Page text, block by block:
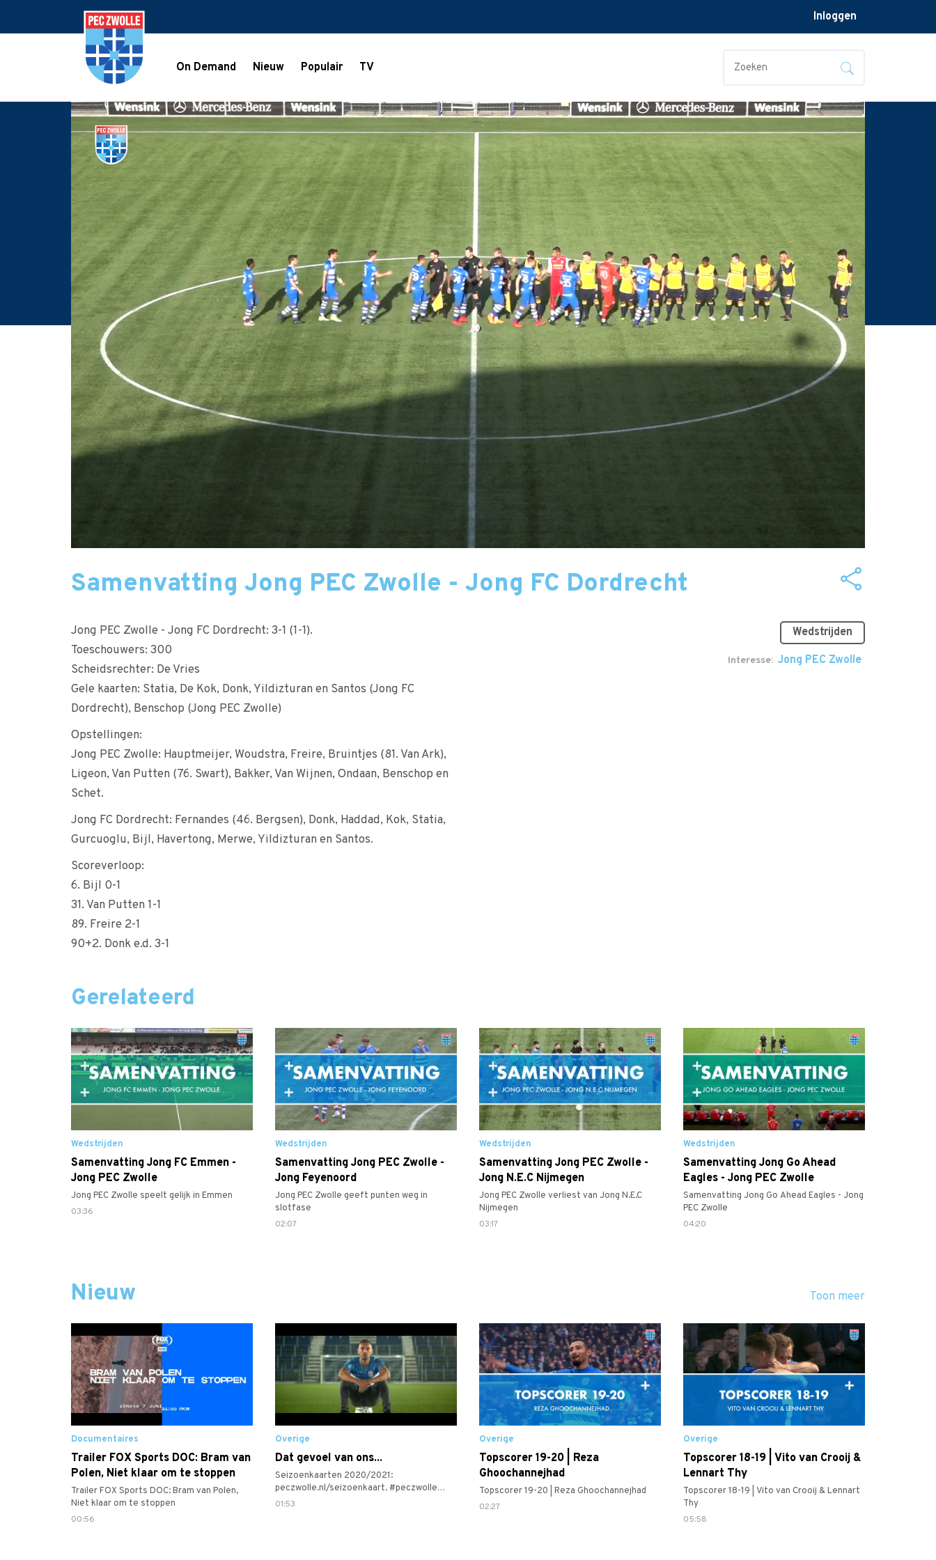
Inloggen
On Demand Nieuw Populair TV
Samenvatting Jong PEC Zwolle - Jong FC Dordrecht
Jong PEC Zwolle - Jong FC Dordrecht: 3-1 (1-1).
Toeschouwers: 300
Scheidsrechter: De Vries
Gele kaarten: Statia, De Kok, Donk, Yildizturan en Santos (Jong FC
Dordrecht), Benschop (Jong PEC Zwolle)
Opstellingen:
Jong PEC Zwolle: Hauptmeijer, Woudstra, Freire, Bruintjes (81. Van Ark),
Ligeon, Van Putten (76. Swart), Bakker, Van Wijnen, Ondaan, Benschop en
Schet.
Jong FC Dordrecht: Fernandes (46. Bergsen), Donk, Haddad, Kok, Statia,
Gurcuoglu, Bijl, Havertong, Merwe, Yildizturan en Santos.
Scoreverloop:
6. Bijl 0-1
31. Van Putten 1-1
89. Freire 2-1
90+2. Donk e.d. 3-1
Wedstrijden
Interesse Jong PEC Zwolle
Gerelateerd
Wedstrijden
Samenvatting Jong FC Emmen -
Jong PEC Zwolle
Jong PEC Zwolle speelt gelijk in Emmen
03:36
Wedstrijden
Samenvatting Jong PEC Zwolle -
Jong Feyenoord
Jong PEC Zwolle geeft punten weg in
slotfase
02:07
Wedstrijden
Samenvatting Jong PEC Zwolle -
Jong N.E.C Nijmegen
Jong PEC Zwolle verliest van Jong N.E.C
Nijmegen
03:17
Wedstrijden
Samenvatting Jong Go Ahead
Eagles - Jong PEC Zwolle
Samenvatting Jong Go Ahead Eagles - Jong
PEC Zwolle
04:20
Nieuw Toon meer
Documentaires
Trailer FOX Sports DOC: Bram van
Polen, Niet klaar om te stoppen
Trailer FOX Sports DOC: Bram van Polen,
Niet klaar om te stoppen
00:56
Overige
Dat gevoel van ons...
Seizoenkaarten 2020/2021:
peczwolle.nl/seizoenkaart. #peczwolle
#desespereertnimmer #samenpeczwolle
01:53
Overige
Topscorer 19-20 | Reza
Ghoochannejhad
Topscorer 19-20 | Reza Ghoochannejhad
02:27
Overige
Topscorer 18-19 | Vito van Crooij &
Lennart Thy
Topscorer 18-19 | Vito van Crooij & Lennart
Thy
05:58